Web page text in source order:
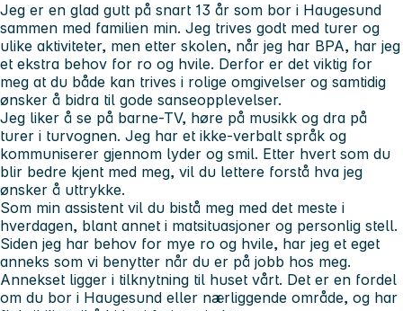
Jeg er en glad gutt på snart 13 år som bor i Haugesund
sammen med familien min. Jeg trives godt med turer og
ulike aktiviteter, men etter skolen, når jeg har BPA, har jeg
et ekstra behov for ro og hvile. Derfor er det viktig for
meg at du både kan trives i rolige omgivelser og samtidig
ønsker å bidra til gode sanseopplevelser.
Jeg liker å se på barne-TV, høre på musikk og dra på
turer i turvognen. Jeg har et ikke-verbalt språk og
kommuniserer gjennom lyder og smil. Etter hvert som du
blir bedre kjent med meg, vil du lettere forstå hva jeg
ønsker å uttrykke.
Som min assistent vil du bistå meg med det meste i
hverdagen, blant annet i matsituasjoner og personlig stell.
Siden jeg har behov for mye ro og hvile, har jeg et eget
anneks som vi benytter når du er på jobb hos meg.
Annekset ligger i tilknytning til huset vårt. Det er en fordel
om du bor i Haugesund eller nærliggende område, og har